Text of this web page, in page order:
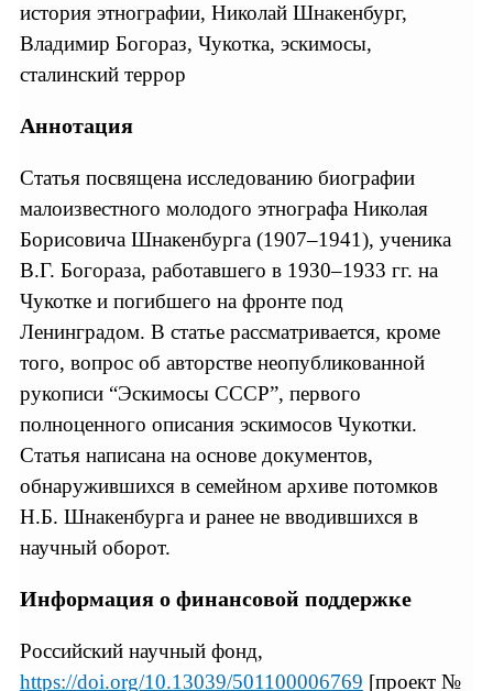
история этнографии, Николай Шнакенбург,
Владимир Богораз, Чукотка, эскимосы,
сталинский террор
Аннотация
Статья посвящена исследованию биографии
малоизвестного молодого этнографа Николая
Борисовича Шнакенбурга (1907–1941), ученика
В.Г. Богораза, работавшего в 1930–1933 гг. на
Чукотке и погибшего на фронте под
Ленинградом. В статье рассматривается, кроме
того, вопрос об авторстве неопубликованной
рукописи “Эскимосы СССР”, первого
полноценного описания эскимосов Чукотки.
Статья написана на основе документов,
обнаружившихся в семейном архиве потомков
Н.Б. Шнакенбурга и ранее не вводившихся в
научный оборот.
Информация о финансовой поддержке
Российский научный фонд,
https://doi.org/10.13039/501100006769 [проект №